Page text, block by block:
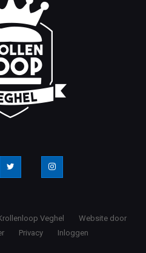
Veghel
Website door
Privacy Inloggen